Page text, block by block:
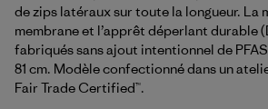
de zips latéraux sur toute la longueur. La
membrane et l’apprêt déperlant durable
fabriqués sans ajout intentionnel de
81 cm. Modèle confectionné dans un
Fair Trade Certified™.